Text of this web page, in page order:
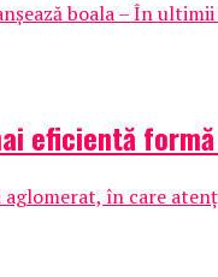
boala – În
eficientă
în care